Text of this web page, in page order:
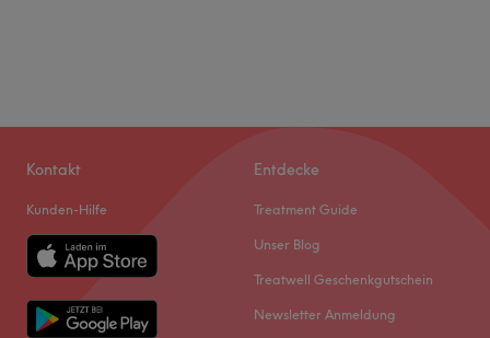
Kontakt
Kunden-Hilfe
Entdecke
Treatment Guide
Unser Blog
Treatwell Geschenkgutschein
Newsletter Anmeldung